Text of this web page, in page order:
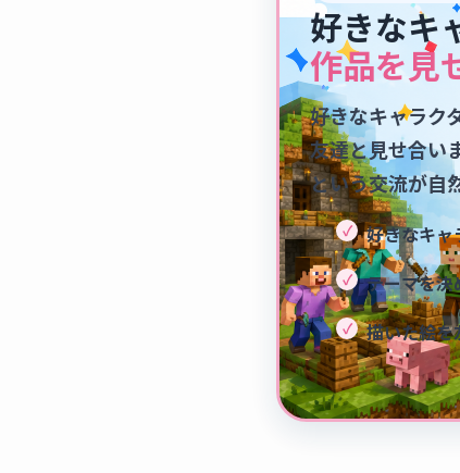
好きなキ
作品を見
好きなキャラク
友達と見せ合い
という交流が自
好きなキャ
テーマを決
描いた絵を